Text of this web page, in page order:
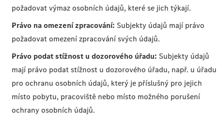
požadovat výmaz osobních údajů, které se jich týkají.
Právo na omezení zpracování: Subjekty údajů mají právo
požadovat omezení zpracování svých údajů.
Právo podat stížnost u dozorového úřadu: Subjekty údajů
mají právo podat stížnost u dozorového úřadu, např. u úřadu
pro ochranu osobních údajů, který je příslušný pro jejich
místo pobytu, pracoviště nebo místo možného porušení
ochrany osobních údajů.